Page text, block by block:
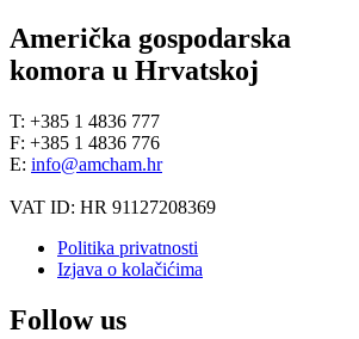
Američka gospodarska
komora u Hrvatskoj
T: +385 1 4836 777
F: +385 1 4836 776
E: info@amcham.hr
VAT ID: HR 91127208369
Politika privatnosti
Izjava o kolačićima
Follow us